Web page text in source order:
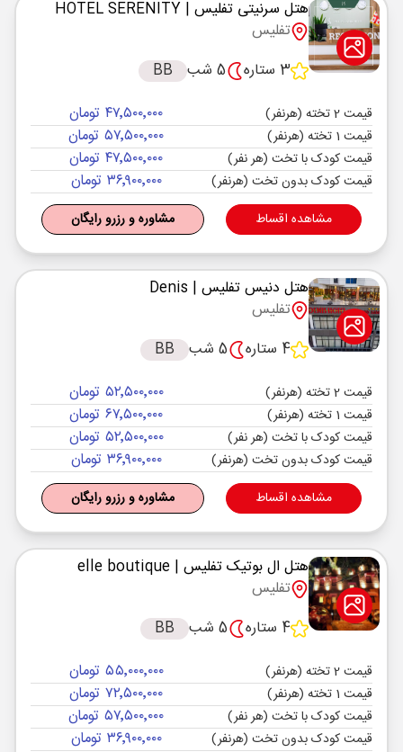
هتل سرنیتی تفلیس | HOTEL SERENITY
تفلیس
3 ستاره
5 شب BB
قیمت 2 تخته (هرنفر) ۴۷٬۵۰۰٬۰۰۰ تومان
قیمت 1 تخته (هرنفر) ۵۷٬۵۰۰٬۰۰۰ تومان
قیمت کودک با تخت (هر نفر) ۴۷٬۵۰۰٬۰۰۰ تومان
قیمت کودک بدون تخت (هرنفر) ۳۶٬۹۰۰٬۰۰۰ تومان
مشاهده اقساط مشاوره و رزرو رایگان
هتل دنیس تفلیس | Denis
تفلیس
4 ستاره
5 شب BB
قیمت 2 تخته (هرنفر) ۵۲٬۵۰۰٬۰۰۰ تومان
قیمت 1 تخته (هرنفر) ۶۷٬۵۰۰٬۰۰۰ تومان
قیمت کودک با تخت (هر نفر) ۵۲٬۵۰۰٬۰۰۰ تومان
قیمت کودک بدون تخت (هرنفر) ۳۶٬۹۰۰٬۰۰۰ تومان
مشاهده اقساط مشاوره و رزرو رایگان
هتل ال بوتیک تفلیس | elle boutique
تفلیس
4 ستاره
5 شب BB
قیمت 2 تخته (هرنفر) ۵۵٬۰۰۰٬۰۰۰ تومان
قیمت 1 تخته (هرنفر) ۷۲٬۵۰۰٬۰۰۰ تومان
قیمت کودک با تخت (هر نفر) ۵۷٬۵۰۰٬۰۰۰ تومان
قیمت کودک بدون تخت (هرنفر) ۳۶٬۹۰۰٬۰۰۰ تومان